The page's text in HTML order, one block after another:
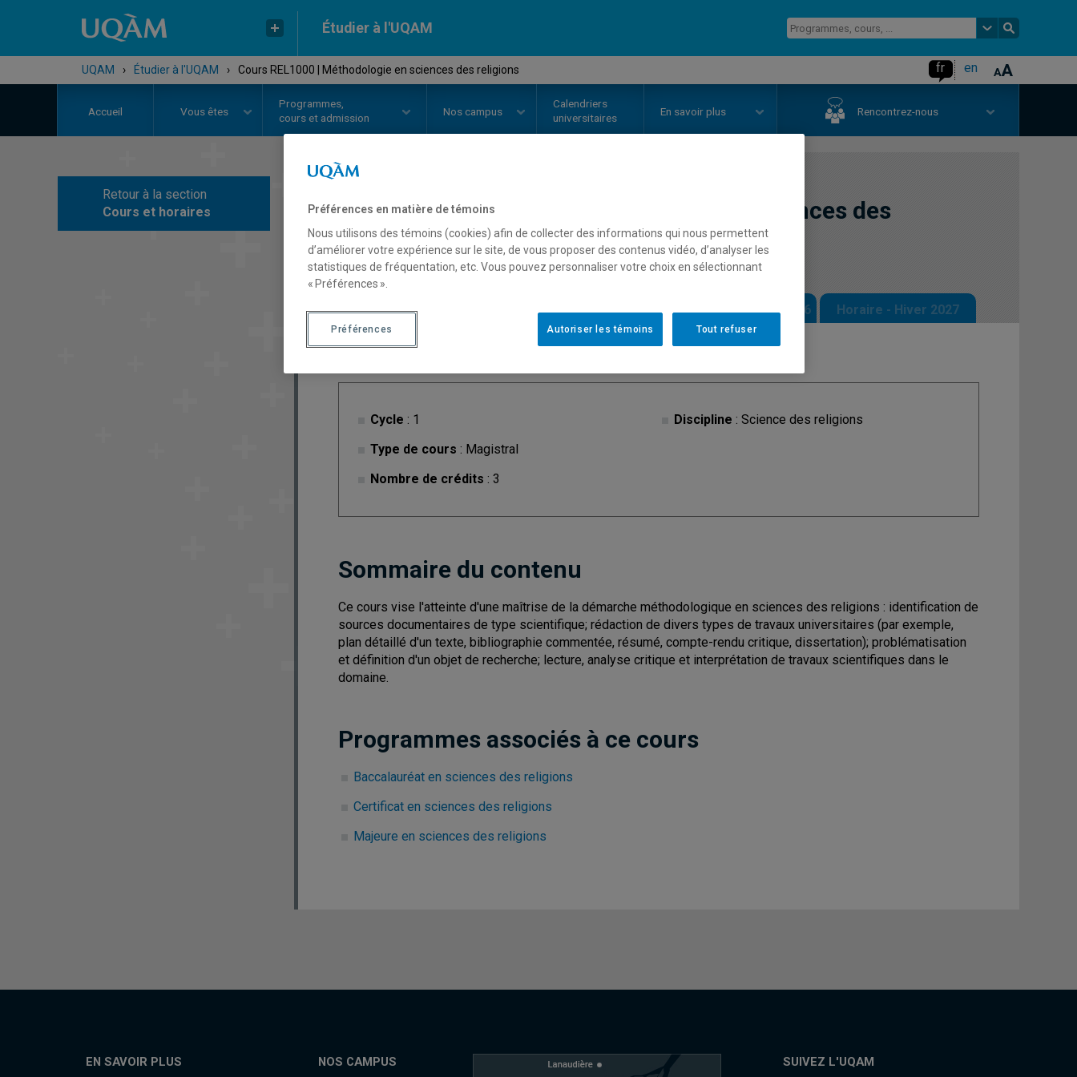
Étudier à l'UQAM
UQAM › Étudier à l'UQAM › Cours REL1000 | Méthodologie en sciences des religions fr en
Accueil Vous êtes
Programmes,
cours et admission
Nos campus
Calendriers
universitaires
En savoir plus Rencontrez-nous
Retour à la section
Cours et horaires
COURS// REL1000
Méthodologie en sciences des
religions
Description Horaire - Été 2026 Horaire - Automne 2026 Horaire - Hiver 2027
Cycle : 1
Type de cours : Magistral
Nombre de crédits : 3
Discipline : Science des religions
Sommaire du contenu
Ce cours vise l'atteinte d'une maîtrise de la démarche méthodologique en sciences des religions : identification de
sources documentaires de type scientifique; rédaction de divers types de travaux universitaires (par exemple,
plan détaillé d'un texte, bibliographie commentée, résumé, compte-rendu critique, dissertation); problématisation
et définition d'un objet de recherche; lecture, analyse critique et interprétation de travaux scientifiques dans le
domaine.
Programmes associés à ce cours
Baccalauréat en sciences des religions
Certificat en sciences des religions
Majeure en sciences des religions
EN SAVOIR PLUS NOS CAMPUS SUIVEZ L'UQAM
Préférences en matière de témoins
Nous utilisons des témoins (cookies) afin de collecter des informations qui nous permettent
d’améliorer votre expérience sur le site, de vous proposer des contenus vidéo, d’analyser les
statistiques de fréquentation, etc. Vous pouvez personnaliser votre choix en sélectionnant
« Préférences ».
Tout refuser
Autoriser les témoins
Préférences